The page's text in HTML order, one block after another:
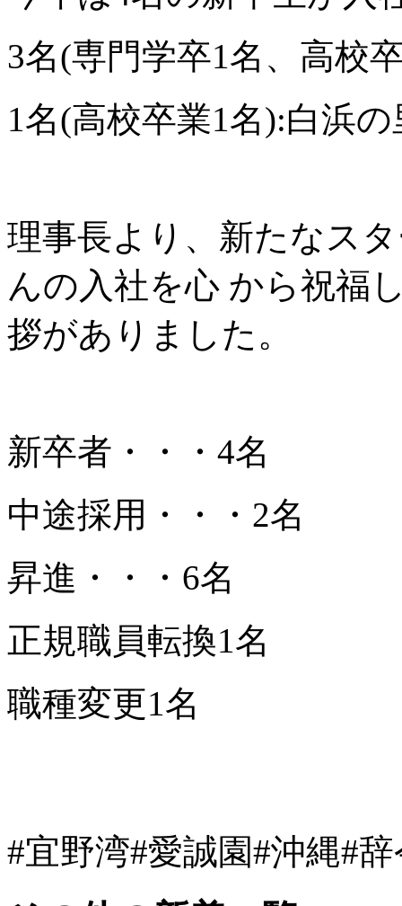
3名(専門学卒1名、高校
1名(高校卒業1名):白浜
理事長より、新たなス
んの入社を心 から祝福
拶がありました。
新卒者・・・4名
中途採用・・・2名
昇進・・・6名
正規職員転換1名
職種変更1名
#宜野湾#愛誠園#沖縄#